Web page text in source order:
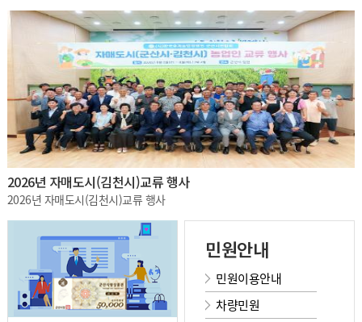
2026년 자매도시(김천시)교류 행사
2026년 자매도시(김천시)교류 행사
민원안내
민원이용안내
차량민원